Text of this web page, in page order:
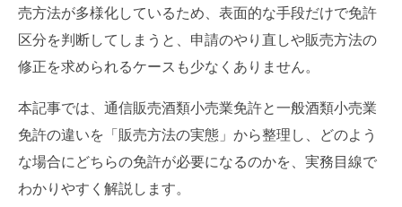
売方法が多様化しているため、表面的な手段だけで免許
区分を判断してしまうと、申請のやり直しや販売方法の
修正を求められるケースも少なくありません。
本記事では、通信販売酒類小売業免許と一般酒類小売業
免許の違いを「販売方法の実態」から整理し、どのよう
な場合にどちらの免許が必要になるのかを、実務目線で
わかりやすく解説します。